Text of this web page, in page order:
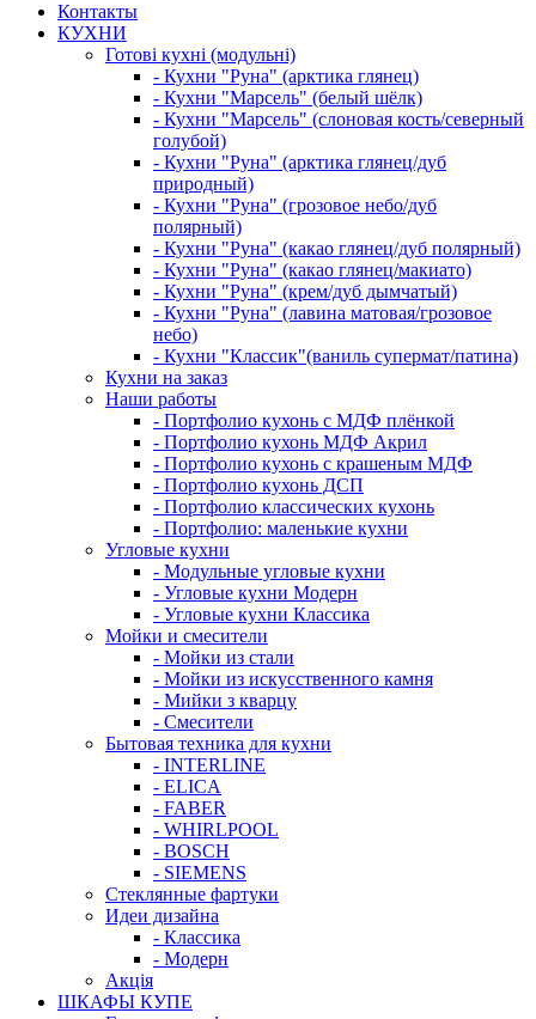
Контакты
КУХНИ
Готові кухні (модульні)
- Кухни "Руна" (арктика глянец)
- Кухни "Марсель" (белый шёлк)
- Кухни "Марсель" (слоновая кость/северный
голубой)
- Кухни "Руна" (арктика глянец/дуб
природный)
- Кухни "Руна" (грозовое небо/дуб
полярный)
- Кухни "Руна" (какао глянец/дуб полярный)
- Кухни "Руна" (какао глянец/макиато)
- Кухни "Руна" (крем/дуб дымчатый)
- Кухни "Руна" (лавина матовая/грозовое
небо)
- Кухни "Классик"(ваниль супермат/патина)
Кухни на заказ
Наши работы
- Портфолио кухонь с МДФ плёнкой
- Портфолио кухонь МДФ Акрил
- Портфолио кухонь с крашеным МДФ
- Портфолио кухонь ДСП
- Портфолио классических кухонь
- Портфолио: маленькие кухни
Угловые кухни
- Модульные угловые кухни
- Угловые кухни Модерн
- Угловые кухни Классика
Мойки и смесители
- Мойки из стали
- Мойки из искусственного камня
- Мийки з кварцу
- Смесители
Бытовая техника для кухни
- INTERLINE
- ELICA
- FABER
- WHIRLPOOL
- BOSCH
- SIEMENS
Стеклянные фартуки
Идеи дизайна
- Класcика
- Модерн
Акція
ШКАФЫ КУПЕ